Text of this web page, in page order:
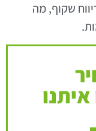
שקוף, מה